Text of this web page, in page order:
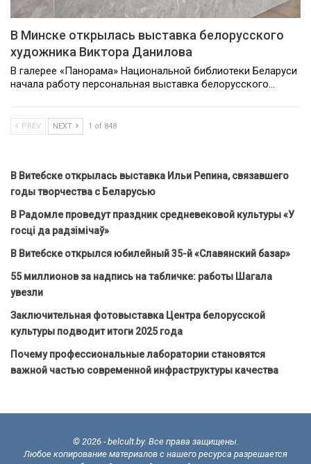
В Минске открылась выставка белорусского
художника Виктора Данилова
В галерее «Панорама» Национальной библиотеки Беларуси
начала работу персональная выставка белорусского…
PREV NEXT 1 of 848
В Витебске открылась выставка Ильи Репина, связавшего
годы творчества с Беларусью
В Радомле проведут праздник средневековой культуры «У
госці да радзімічаў»
В Витебске открылся юбилейный 35-й «Славянский базар»
55 миллионов за надпись на табличке: работы Шагала
увезли
Заключительная фотовыставка Центра белорусской
культуры подводит итоги 2025 года
Почему профессиональные лаборатории становятся
важной частью современной инфраструктуры качества
© 2026 - belcult.by. Все права защищены.
Любое копирование материалов с нашего ресурса разрешается